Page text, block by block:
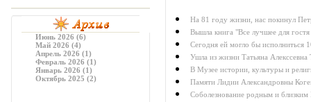
Июнь 2026 (6)
Май 2026 (4)
Апрель 2026 (1)
Февраль 2026 (1)
Январь 2026 (1)
Октябрь 2025 (2)
На 81 году жизни, нас покинул
Вышла книга "Все лучшее для
Сегодня ей могло бы исполниться
Ушла из жизни Татьяна
В Музее истории, культуры и
Памяти Лидии Александровны
Соболезнование родным и